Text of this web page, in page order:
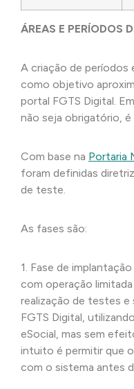
ÁREAS E PERÍODOS
A criação de
como objetivo
portal FGTS Digital.
não seja obrigatório,
Com base na Portaria
foram definidas
de teste.
As fases são:
1. Fase de
com operação
realização de testes e
FGTS Digital,
eSocial, mas sem
intuito é permitir que
com o sistema antes